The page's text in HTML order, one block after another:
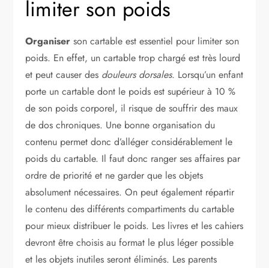
limiter son poids
Organiser son cartable est essentiel pour limiter son
poids. En effet, un cartable trop chargé est très lourd
et peut causer des douleurs dorsales. Lorsqu’un enfant
porte un cartable dont le poids est supérieur à 10 %
de son poids corporel, il risque de souffrir des maux
de dos chroniques. Une bonne organisation du
contenu permet donc d’alléger considérablement le
poids du cartable. Il faut donc ranger ses affaires par
ordre de priorité et ne garder que les objets
absolument nécessaires. On peut également répartir
le contenu des différents compartiments du cartable
pour mieux distribuer le poids. Les livres et les cahiers
devront être choisis au format le plus léger possible
et les objets inutiles seront éliminés. Les parents